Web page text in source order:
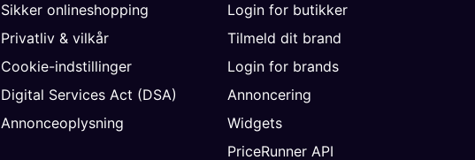
Sikker onlineshopping
Privatliv & vilkår
Cookie-indstillinger
Digital Services Act (DSA)
Annonceoplysning
Login for butikker
Tilmeld dit brand
Login for brands
Annoncering
Widgets
PriceRunner API